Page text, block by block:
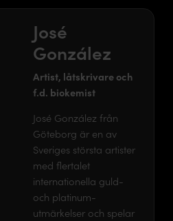
José
González
Artist, låtskrivare och
f.d. biokemist
José González från
Göteborg är en av
Sveriges största artister
med flertalet
internationella guld-
och platinum-
utmärkelser och spelar